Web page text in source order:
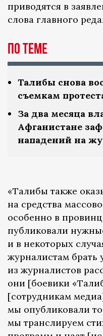
приводятся в
слова главного
По теме
Талибы снова
съемкам
За два месяца
Афганистане
нападений на
«Талибы также
на средства
особенно в
публиковали
и в некоторых
журналистам
из журналистов
они [боевики
[сотрудникам
мы опубликовали
мы транслируем